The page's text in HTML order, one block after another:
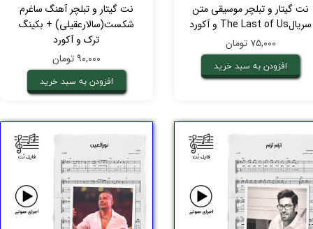
نت گیتار و تبلچر موسیقی متن
سریالThe Last of Us و آکورد
۷۵,۰۰۰ تومان
افزودن به سبد خرید
نت گیتار و تبلچر آهنگ ساغرم
شکست(سالارعقیلی) + بکینگ
ترک و آکورد
۹۰,۰۰۰ تومان
افزودن به سبد خرید